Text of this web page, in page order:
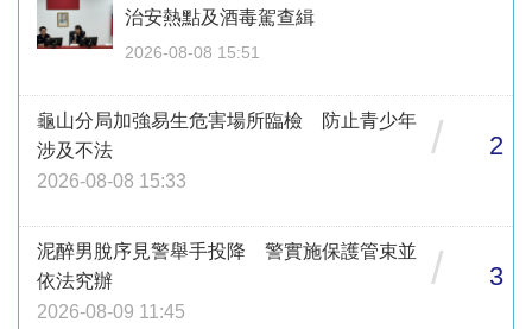
治安熱點及酒毒駕查緝
2026-08-08 15:51
龜山分局加強易生危害場所臨檢 防止青少年
涉及不法
2026-08-08 15:33
/ 2
泥醉男脫序見警舉手投降 警實施保護管束並
依法究辦
2026-08-09 11:45
/ 3